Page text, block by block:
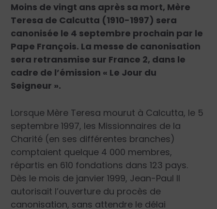
Moins de vingt ans après sa mort, Mère
Teresa de Calcutta (1910-1997) sera
canonisée le 4 septembre prochain par le
Pape François. La messe de canonisation
sera retransmise sur France 2, dans le
cadre de l’émission « Le Jour du
Seigneur ».
Lorsque Mère Teresa mourut à Calcutta, le 5
septembre 1997, les Missionnaires de la
Charité (en ses différentes branches)
comptaient quelque 4 000 membres,
répartis en 610 fondations dans 123 pays.
Dès le mois de janvier 1999, Jean-Paul II
autorisait l’ouverture du procès de
canonisation, sans attendre le délai